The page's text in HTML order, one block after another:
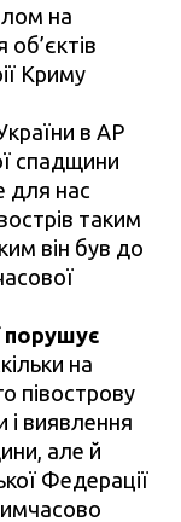
на
Криму
в АР
спадщини
для нас
таким
він був до
порушує
на
півострову
і виявлення
але й
Федерації